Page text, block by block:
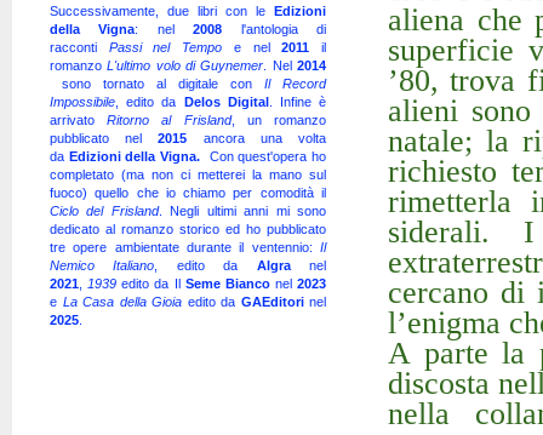
Successivamente, due libri con le Edizioni
della Vigna: nel2008 l'antologia di
racconti Passi nel Tempo e nel2011 il
romanzoL'ultimo volo di Guynemer . Nel2014
sono tornato al digitale con Il Record
Impossibile , edito da Delos Digital. Infine è
arrivatoRitorno al Frisland, un romanzo
pubblicato nel2015 ancora una volta
da Edizioni della Vigna.
Con quest'opera ho
completato (ma non ci metterei la mano sul
fuoco) quello che io chiamo per comodità il
Ciclo del Frisland. Negli ultimi anni mi sono
dedicato al romanzo storico ed ho pubblicato
tre opere ambientate durante il ventennio: Il
Nemico Italiano , edito da Algranel
2021
1939 edito da Il Seme Bianconel 2023
e La Casa della Gioia edito da GAEditorinel
2025
aliena
superficie
’80, trova
alieni
natale; la
richiesto
rimetterla
cercano di
l’enigma
A parte la
discosta
nella